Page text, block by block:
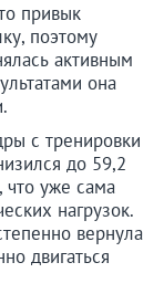
привык
поэтому
активным
она
с тренировки
до 59,2
что уже сама
нагрузок.
вернула
двигаться